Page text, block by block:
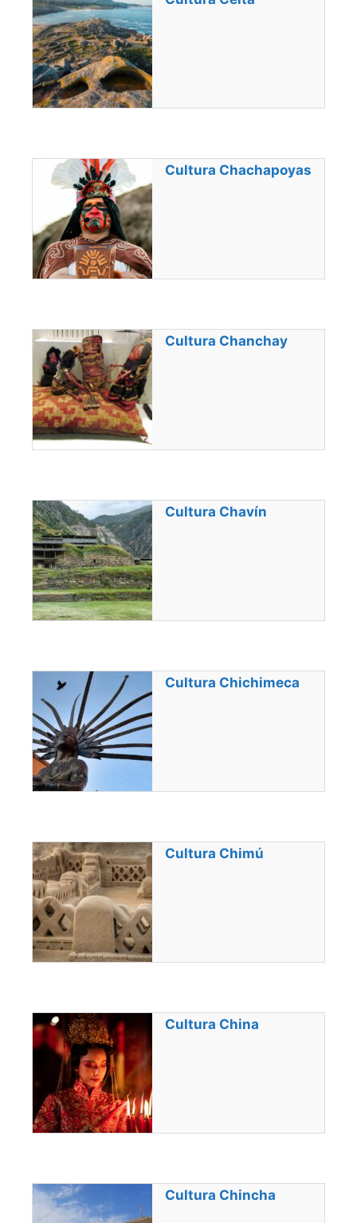
Cultura Chachapoyas
Cultura Chanchay
Cultura Chavín
Cultura Chichimeca
Cultura Chimú
Cultura China
Cultura Chincha